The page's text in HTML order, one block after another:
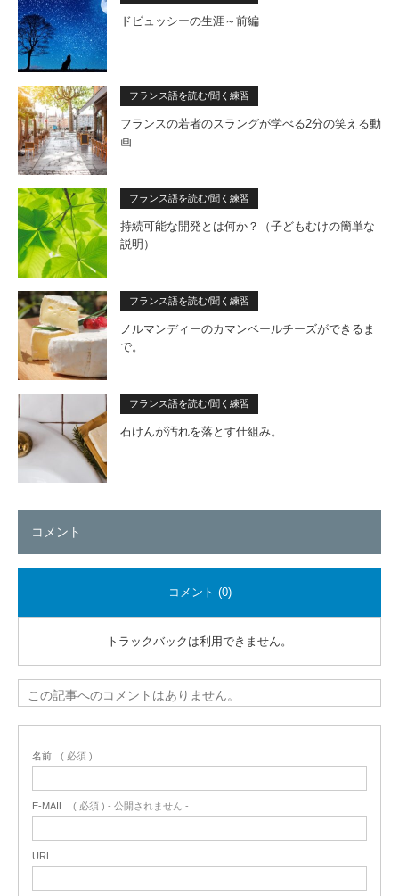
ドビュッシーの生涯～前編
フランス語を読む/聞く練習
フランスの若者のスラングが学べる2分の笑える動
画
フランス語を読む/聞く練習
持続可能な開発とは何か？（子どもむけの簡単な
説明）
フランス語を読む/聞く練習
ノルマンディーのカマンベールチーズができるま
で。
フランス語を読む/聞く練習
石けんが汚れを落とす仕組み。
コメント
コメント (0)
トラックバックは利用できません。
この記事へのコメントはありません。
名前 ( 必須 )
E-MAIL ( 必須 ) - 公開されません -
URL